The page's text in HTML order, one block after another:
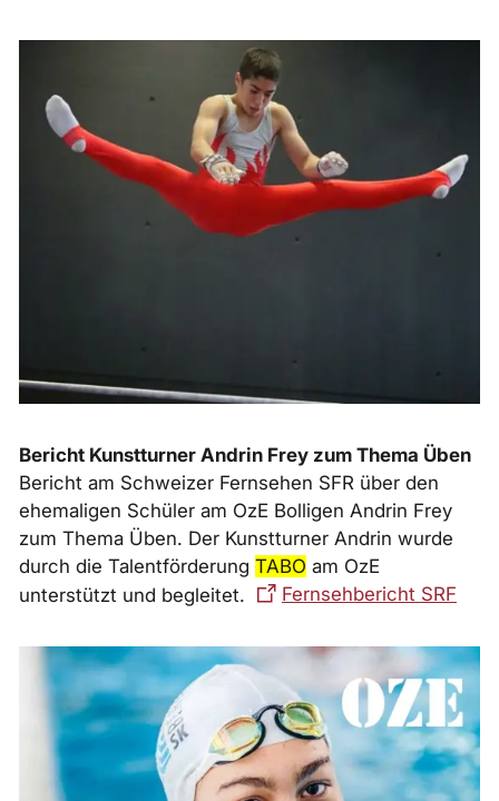
Bericht Kunstturner Andrin Frey zum Thema Üben
Bericht am Schweizer Fernsehen SFR über den
ehemaligen Schüler am OzE Bolligen Andrin Frey
zum Thema Üben. Der Kunstturner Andrin wurde
durch die Talentförderung TABO am OzE
unterstützt und begleitet.
Fernsehbericht SRF